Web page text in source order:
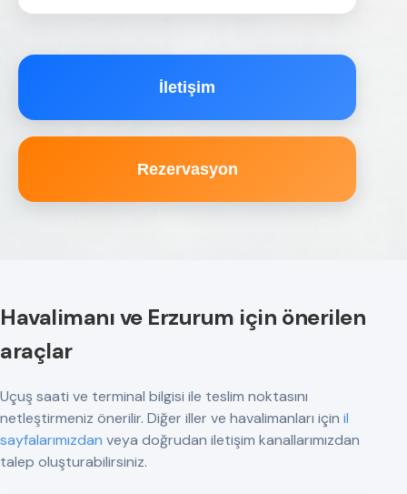
İletişim
Rezervasyon
Havalimanı ve Erzurum için önerilen
araçlar
Uçuş saati ve terminal bilgisi ile teslim noktasını
netleştirmeniz önerilir. Diğer iller ve havalimanları için il
sayfalarımızdan veya doğrudan iletişim kanallarımızdan
talep oluşturabilirsiniz.